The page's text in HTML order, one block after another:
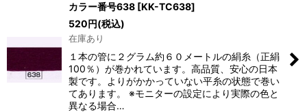
カラー番号638 [KK-TC638]
520円(税込)
在庫あり
１本の管に２グラム約６０メートルの絹糸（正絹
100％）が巻かれています。高品質、安心の日本
製です。よりがかかっていない平糸の状態で巻い
てあります。 ※モニターの設定により実際の色と
異なる場合…